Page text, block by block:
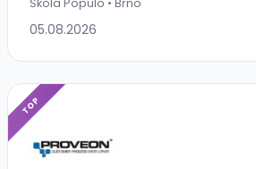
Škola Populo • Brno
05.08.2026
TOP